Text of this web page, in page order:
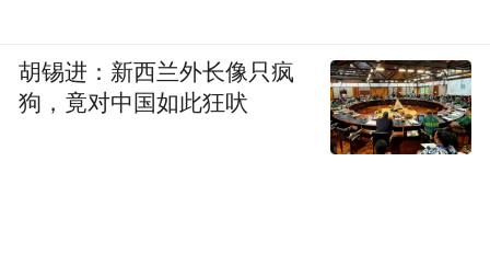
胡锡进：新西兰外长像只疯
狗，竟对中国如此狂吠